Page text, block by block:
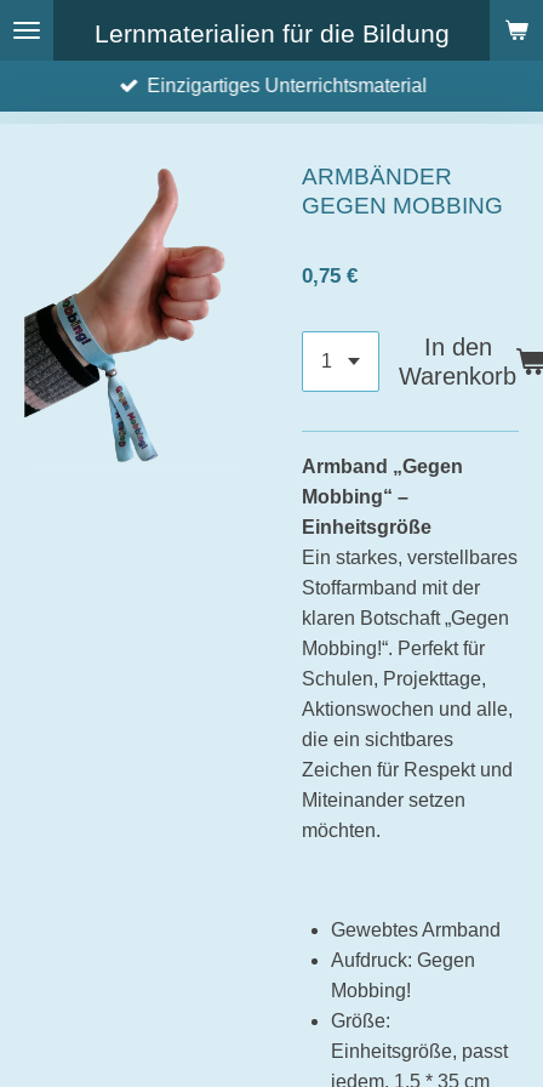
Zum
Hauptinhalt
Lernmaterialien für die Bildung
Einzigartiges Unterrichtsmaterial
ARMBÄNDER
GEGEN MOBBING
0,75 €
In den
Warenkorb
Armband „Gegen
Mobbing“ –
Einheitsgröße
Ein starkes, verstellbares
Stoffarmband mit der
klaren Botschaft „Gegen
Mobbing!“. Perfekt für
Schulen, Projekttage,
Aktionswochen und alle,
die ein sichtbares
Zeichen für Respekt und
Miteinander setzen
möchten.
Gewebtes Armband
Aufdruck: Gegen
Mobbing!
Größe:
Einheitsgröße, passt
jedem, 1,5 * 35 cm